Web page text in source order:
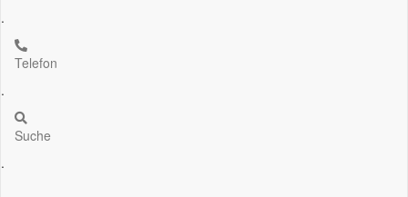
.
Telefon
.
Suche
.